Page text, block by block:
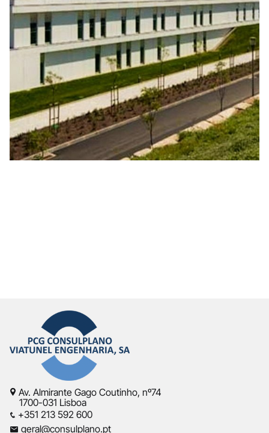
Av. Almirante Gago Coutinho, nº74
1700-031 Lisboa
+351 213 592 600
geral@consulplano.pt